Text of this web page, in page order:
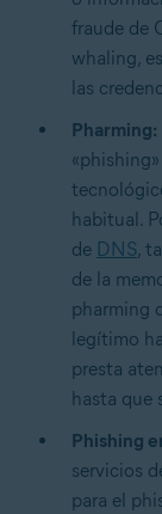
fraude de
whaling,
las
Pharming:
habitual.
de DNS,
de la
pharming
legítimo
presta
hasta que
Phishing
servicios
para el